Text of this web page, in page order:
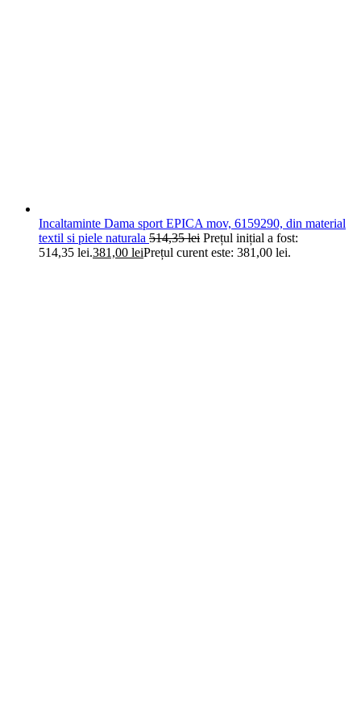
Incaltaminte Dama sport EPICA mov, 6159290, din material
textil si piele naturala 514,35lei Prețul inițial a fost:
514,35 lei.381,00 leiPrețul curent este: 381,00 lei.